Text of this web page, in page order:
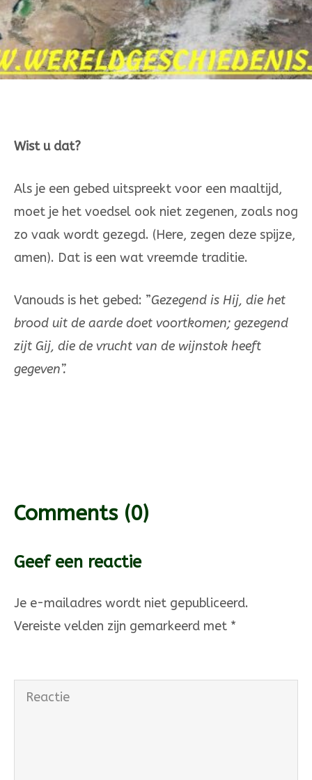
Wist u dat?
Als je een gebed uitspreekt voor een maaltijd,
moet je het voedsel ook niet zegenen, zoals nog
zo vaak wordt gezegd. (Here, zegen deze spij­­ze,
amen). Dat is een wat vreemde traditie.
Vanouds is het ge­bed: ”Gezegend is Hij, die het
brood uit de aarde doet voort­komen; ge­zegend
zijt Gij, die de vrucht van de wijnstok heeft
gegeven”.
Comments (0)
Geef een reactie
Je e-mailadres wordt niet gepubliceerd.
Vereiste velden zijn gemarkeerd met *
Reactie